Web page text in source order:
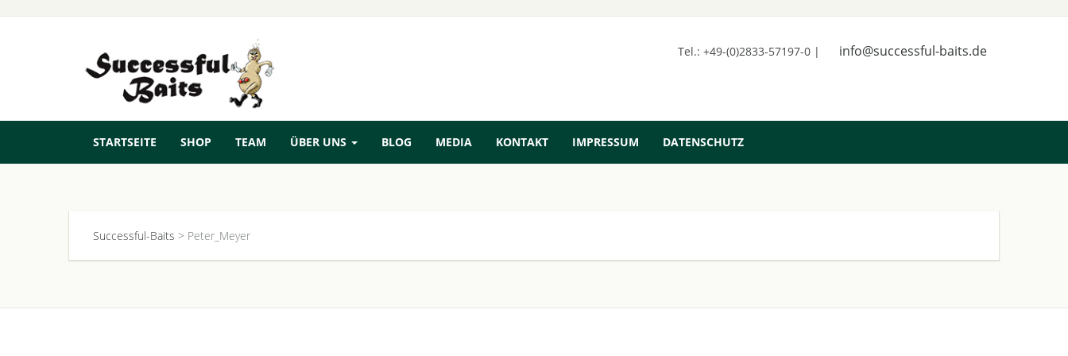
Tel.: +49-(0)2833-57197-0 | info@successful-baits.de
STARTSEITE SHOP TEAM ÜBER UNS BLOG MEDIA KONTAKT IMPRESSUM DATENSCHUTZ
Successful-Baits > Peter_Meyer